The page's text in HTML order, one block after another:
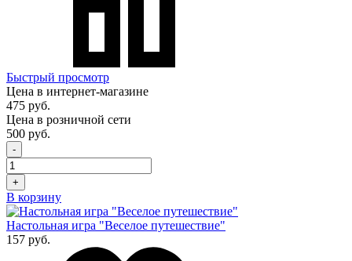
Быстрый просмотр
Цена в интернет-магазине
475 руб.
Цена в розничной сети
500 руб.
-
+
В корзину
Настольная игра "Веселое путешествие"
157 руб.